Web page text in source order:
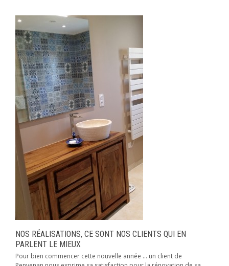
NOS RÉALISATIONS, CE SONT NOS CLIENTS QUI EN
PARLENT LE MIEUX
Pour bien commencer cette nouvelle année … un client de